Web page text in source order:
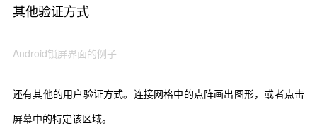
其他验证方式
Android锁屏界面的例子
还有其他的用户验证方式。连接网格中的点阵画出图形，或者点击
屏幕中的特定该区域。